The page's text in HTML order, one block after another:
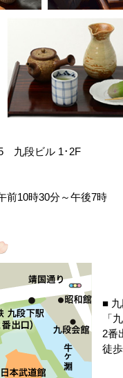
九段ビル 1･2F
前10時30分～午後7時
■
「
2番
徒